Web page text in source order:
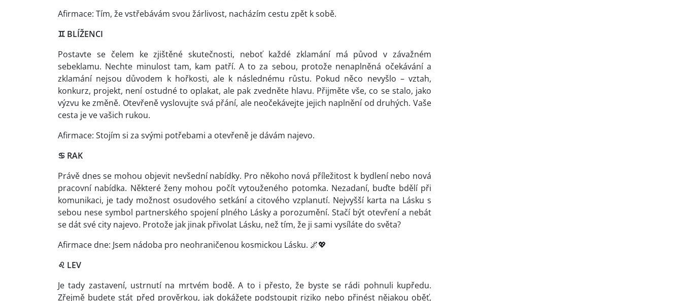
Afirmace: Tím, že vstřebávám svou žárlivost, nacházím cestu zpět k sobě.
♊ BLÍŽENCI
Postavte se čelem ke zjištěné skutečnosti, neboť každé zklamání má původ v závažném
sebeklamu. Nechte minulost tam, kam patří. A to za sebou, protože nenaplněná očekávání a
zklamání nejsou důvodem k hořkosti, ale k následnému růstu. Pokud něco nevyšlo – vztah,
konkurz, projekt, není ostudné to oplakat, ale pak zvedněte hlavu. Přijměte vše, co se stalo, jako
výzvu ke změně. Otevřeně vyslovujte svá přání, ale neočekávejte jejich naplnění od druhých. Vaše
cesta je ve vašich rukou.
Afirmace: Stojím si za svými potřebami a otevřeně je dávám najevo.
♋ RAK
Právě dnes se mohou objevit nevšední nabídky. Pro někoho nová příležitost k bydlení nebo nová
pracovní nabídka. Některé ženy mohou počít vytouženého potomka. Nezadaní, buďte bdělí při
komunikaci, je tady možnost osudového setkání a citového vzplanutí. Nejvyšší karta na Lásku s
sebou nese symbol partnerského spojení plného Lásky a porozumění. Stačí být otevření a nebát
se dát své city najevo. Protože jak jinak přivolat Lásku, než tím, že ji sami vysíláte do světa?
Afirmace dne: Jsem nádoba pro neohraničenou kosmickou Lásku. 🌌💖
♌ LEV
Je tady zastavení, ustrnutí na mrtvém bodě. A to i přesto, že byste se rádi pohnuli kupředu.
Zřejmě budete stát před prověrkou, jak dokážete podstoupit riziko nebo přinést nějakou oběť,